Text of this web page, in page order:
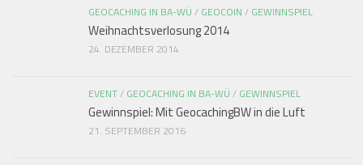
GEOCACHING IN BA-WÜ / GEOCOIN / GEWINNSPIEL
Weihnachtsverlosung 2014
24. DEZEMBER 2014
EVENT/ GEOCACHING IN BA-WÜ / GEWINNSPIEL
Gewinnspiel: Mit GeocachingBW in die Luft
21. SEPTEMBER 2016